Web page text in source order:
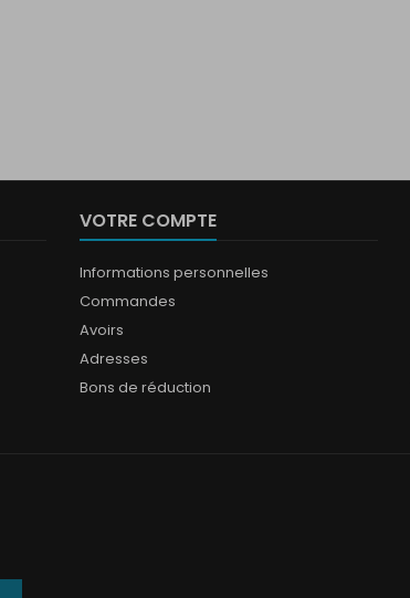
VOTRE COMPTE
Informations personnelles
Commandes
Avoirs
Adresses
Bons de réduction